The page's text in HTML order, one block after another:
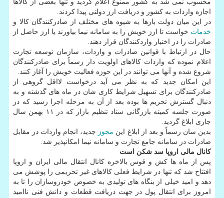
محسوب نمی شد به كشور ممنوع اعلام گردید و تنها بعضی از كالاها
اجازه واردات به كشور و دریافت ارز دولتی پیدا كردند.
در این میان دولت بارها به شیوه های مختلف از صادركنندگان كالا و
خدمات خواست تا ارز خویش را به سامانه نیما بیاورند یا ارز حاصل از
صادرات را در اختیار واردكنندگان قرار دهند.
حال در ارتباط با قوانین صادرات و واردات، سازمان توسعه تجارت
اعلام نموده كه واردات كالاهای اولویت دار رسماً برای صادركنندگان
شروع شده و آنها می توانند در این حوزه فعالیت خویش را آغاز كنند.
این امكان جدید كه به نظر می آید درخواست لااقل گروهی از
صادركنندگان برای تسهیل شرایط كاری شان در ماه های گذشته و به
دنبال گسترش تحریم ها بوده بعد از آن به مرحله اجرا رسید كه در
صورت جلسه كمیته بازرگانی ستاد تنظیم بازار كه در ۱۱ بهمن سال
جاری ابلاغ گردید.
بدین سان رسماً و بعد از ابلاغ این مجوز جدید، انجام واردات در مقابل
صادرات در سامانه جامع تجارت و سامانه نیما امكانپذیر شد.
كانال مالی اروپا سد شكن است
پس از ماه ها كش و قوس بالاخره كانال انتقال مالی ایران و اروپا
افتتاح شد كه تنها در شرایط فعلی كالاهای غیر تحریمی را پوشش می
دهد و امید خیلی از بنگاه های تولیدی به خصوص خودروسازان را تا به
امروز برای انتقال پول در جهت دریافت قطعات و دانش فنی ناامید